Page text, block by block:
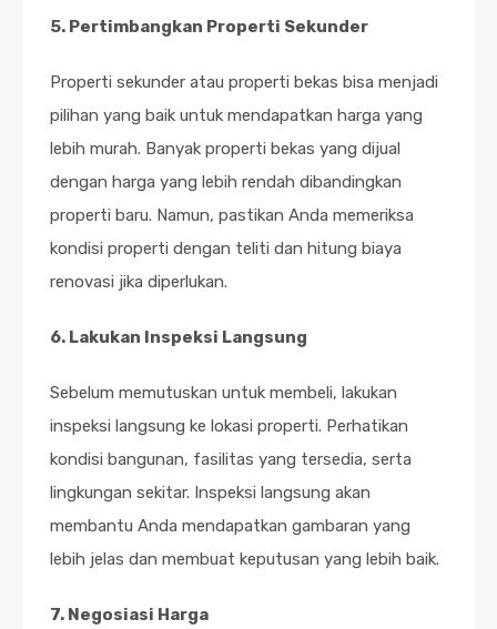
5. Pertimbangkan Properti Sekunder
Properti sekunder atau properti bekas bisa menjadi
pilihan yang baik untuk mendapatkan harga yang
lebih murah. Banyak properti bekas yang dijual
dengan harga yang lebih rendah dibandingkan
properti baru. Namun, pastikan Anda memeriksa
kondisi properti dengan teliti dan hitung biaya
renovasi jika diperlukan.
6. Lakukan Inspeksi Langsung
Sebelum memutuskan untuk membeli, lakukan
inspeksi langsung ke lokasi properti. Perhatikan
kondisi bangunan, fasilitas yang tersedia, serta
lingkungan sekitar. Inspeksi langsung akan
membantu Anda mendapatkan gambaran yang
lebih jelas dan membuat keputusan yang lebih baik.
7. Negosiasi Harga